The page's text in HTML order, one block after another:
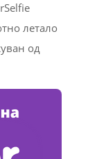
летало
од